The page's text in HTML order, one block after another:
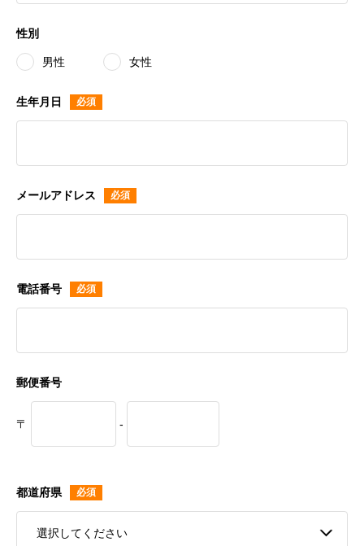
性別
男性 女性
生年月日
メールアドレス
電話番号
郵便番号
〒 -
都道府県